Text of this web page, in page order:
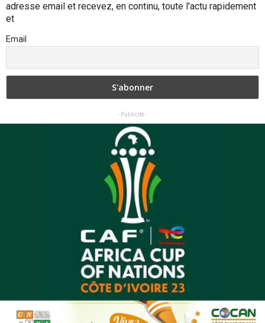
adresse email et recevez, en continu, toute l'actu rapidement
et
Email
- Publicité -